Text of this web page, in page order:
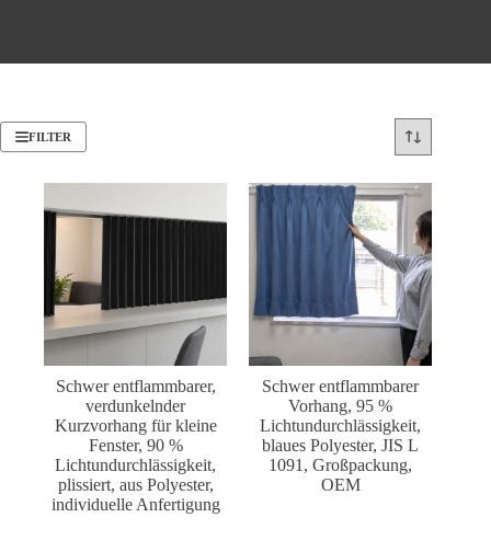
FILTER
Schwer entflammbarer,
verdunkelnder
Kurzvorhang für kleine
Fenster, 90 %
Lichtundurchlässigkeit,
plissiert, aus Polyester,
individuelle Anfertigung
Schwer entflammbarer
Vorhang, 95 %
Lichtundurchlässigkeit,
blaues Polyester, JIS L
1091, Großpackung,
OEM